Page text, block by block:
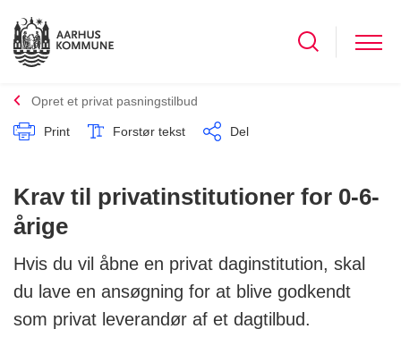
Opret et privat pasningstilbud
Print Forstør tekst Del
Krav til privatinstitutioner for 0-6-
årige
Hvis du vil åbne en privat daginstitution, skal
du lave en ansøgning for at blive godkendt
som privat leverandør af et dagtilbud.